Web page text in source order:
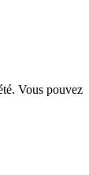
Vous pouvez